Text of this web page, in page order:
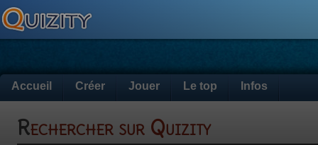
Accueil Créer Jouer Le top Infos
Rechercher sur Quizity